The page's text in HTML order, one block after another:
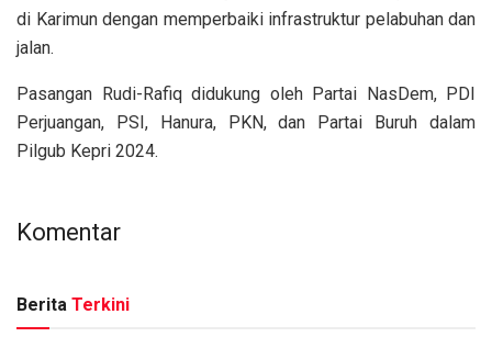
di Karimun dengan memperbaiki infrastruktur pelabuhan dan
jalan.
Pasangan Rudi-Rafiq didukung oleh Partai NasDem, PDI
Perjuangan, PSI, Hanura, PKN, dan Partai Buruh dalam
Pilgub Kepri 2024.
Komentar
Berita Terkini